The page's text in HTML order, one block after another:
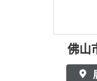
佛山